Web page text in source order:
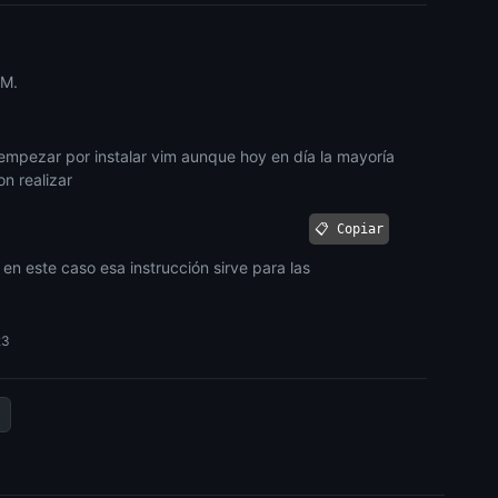
por instalar vim aunque hoy en día la mayoría
realizar
📋 Copiar
este caso esa instrucción sirve para las